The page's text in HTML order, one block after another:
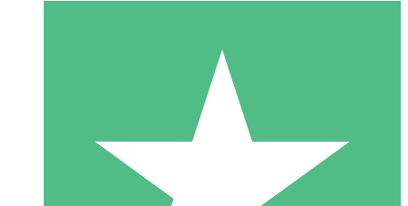
Pacotes de Créditos Individuais
Pague conforme o uso com créditos de download. Sem